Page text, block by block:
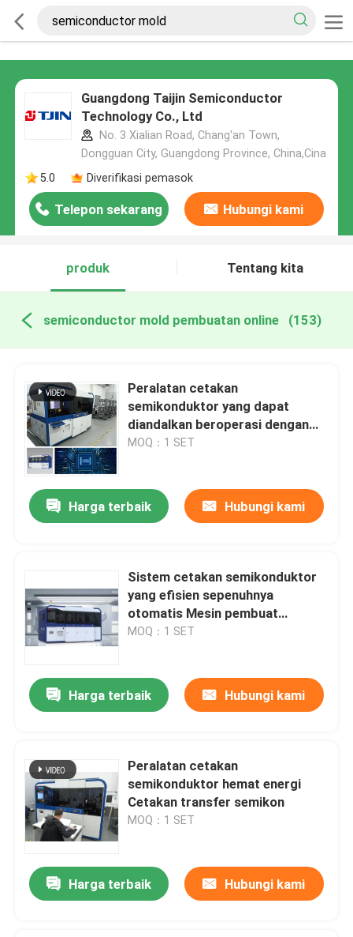
Guangdong Taijin Semiconductor
Technology Co., Ltd
No. 3 Xialian Road, Chang'an Town,
Dongguan City, Guangdong Province, China,Cina
5.0
Diverifikasi pemasok
Telepon sekarang Hubungi kami
produk Tentang kita
semiconductor mold pembuatan online (153)
Peralatan cetakan
semikonduktor yang dapat
diandalkan beroperasi dengan
lancar dikendalikan PLC
MOQ：1 SET
Harga terbaik Hubungi kami
Sistem cetakan semikonduktor
yang efisien sepenuhnya
otomatis Mesin pembuat
semikonduktor
MOQ：1 SET
Harga terbaik Hubungi kami
Peralatan cetakan
semikonduktor hemat energi
Cetakan transfer semikon
MOQ：1 SET
Harga terbaik Hubungi kami